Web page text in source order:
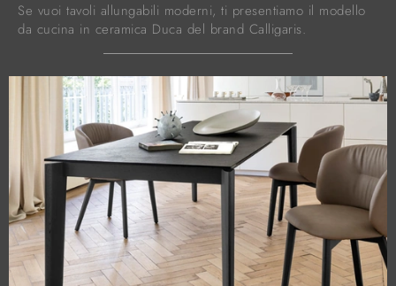
Se vuoi tavoli allungabili moderni, ti presentiamo il modello
da cucina in ceramica Duca del brand Calligaris.